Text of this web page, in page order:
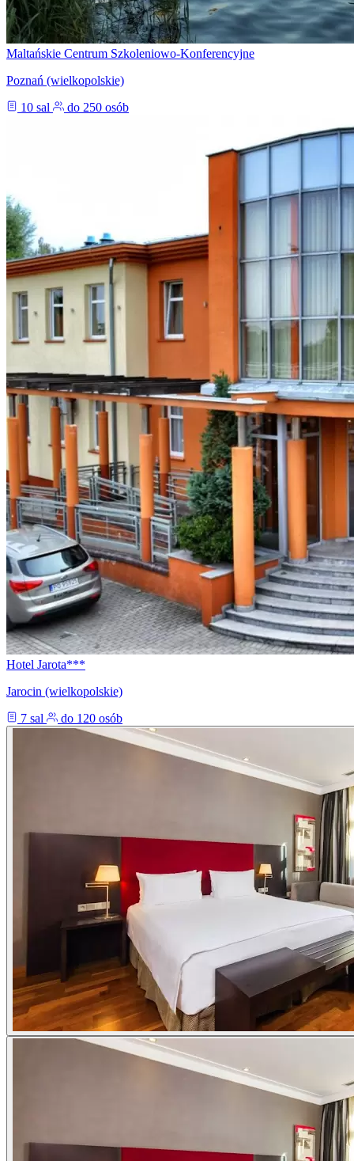
Maltańskie Centrum Szkoleniowo-Konferencyjne
Poznań (wielkopolskie)
10 sal
do 250 osób
Hotel Jarota***
Jarocin (wielkopolskie)
7 sal
do 120 osób